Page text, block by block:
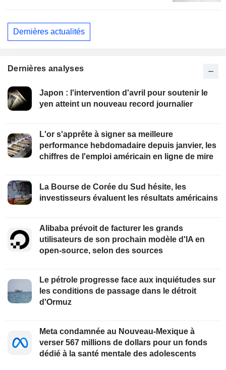
Dernières actualités
Dernières analyses
Japon : l'intervention d'avril pour soutenir le
yen atteint un nouveau record journalier
L'or s'apprête à signer sa meilleure
performance hebdomadaire depuis janvier, les
chiffres de l'emploi américain en ligne de mire
La Bourse de Corée du Sud hésite, les
investisseurs évaluent les résultats américains
Alibaba prévoit de facturer les grands
utilisateurs de son prochain modèle d'IA en
open-source, selon des sources
Le pétrole progresse face aux inquiétudes sur
les conditions de passage dans le détroit
d'Ormuz
Meta condamnée au Nouveau-Mexique à
verser 567 millions de dollars pour un fonds
dédié à la santé mentale des adolescents